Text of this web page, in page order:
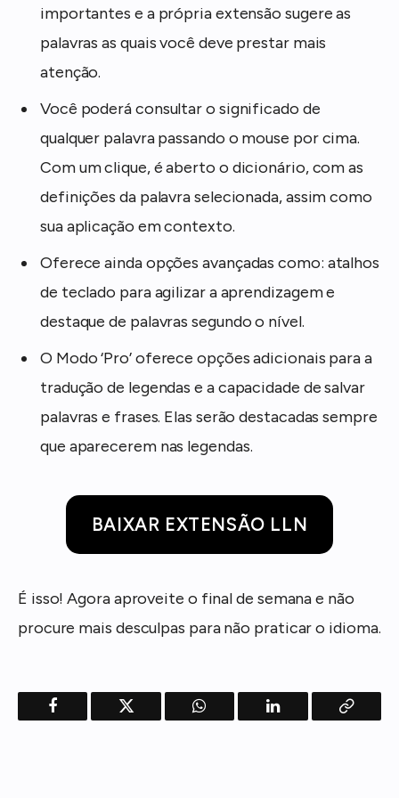
importantes e a própria extensão sugere as
palavras as quais você deve prestar mais
atenção.
Você poderá consultar o significado de
qualquer palavra passando o mouse por cima.
Com um clique, é aberto o dicionário, com as
definições da palavra selecionada, assim como
sua aplicação em contexto.
Oferece ainda opções avançadas como: atalhos
de teclado para agilizar a aprendizagem e
destaque de palavras segundo o nível.
O Modo ‘Pro’ oferece opções adicionais para a
tradução de legendas e a capacidade de salvar
palavras e frases. Elas serão destacadas sempre
que aparecerem nas legendas.
BAIXAR EXTENSÃO LLN
É isso! Agora aproveite o final de semana e não
procure mais desculpas para não praticar o idioma.
Facebook Twitter WhatsApp LinkedIn
Copy